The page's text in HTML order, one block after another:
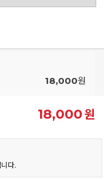
18,000원
18,000원
다.